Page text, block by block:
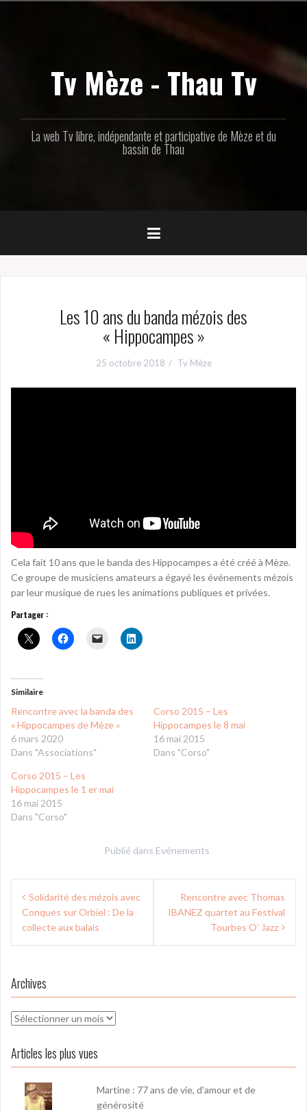
Tv Mèze - Thau Tv
La web Tv libre, indépendante et participative de Mèze et du
bassin de Thau
Les 10 ans du banda mézois des
« Hippocampes »
25 octobre 2018 Tv Mèze
Cela fait 10 ans que le banda des Hippocampes a été créé à Mèze.
Ce groupe de musiciens amateurs a égayé les événements mézois
par leur musique de rues les animations publiques et privées.
Partager :
Similaire
Rencontre avec la banda des
« Hippocampes de Mèze «
6 mars 2020
Dans "Associations"
Corso 2015 – Les
Hippocampes le 8 mai
16 mai 2015
Dans "Corso"
Corso 2015 – Les
Hippocampes le 1 er mai
16 mai 2015
Dans "Corso"
Publié dans Evénements
Navigation
de
l’article
Solidarité des mézois avec
Conques sur Orbiel : De la
collecte aux balais
Rencontre avec Thomas
IBANEZ quartet au Festival
Tourbes O’ Jazz
Archives
Archives
Articles les plus vues
Martine : 77 ans de vie, d'amour et de
générosité